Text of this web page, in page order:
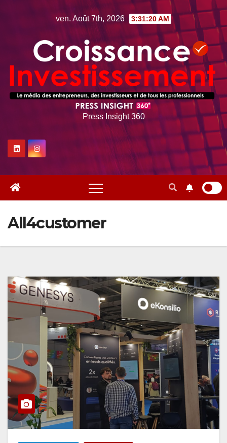
ven. Août 7th, 2026 3:31:20 AM
Press Insight 360
All4customer